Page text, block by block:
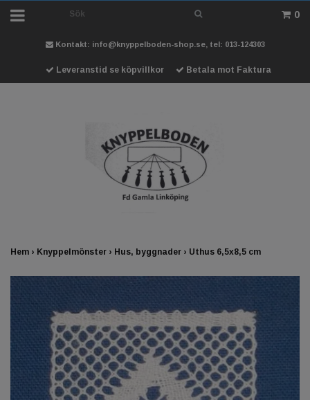
0
Kontakt: info@knyppelboden-shop.se, tel: 013-124303
Leveranstid se köpvillkor Betala mot Faktura
Hem › Knyppelmönster › Hus, byggnader › Uthus 6,5x8,5 cm